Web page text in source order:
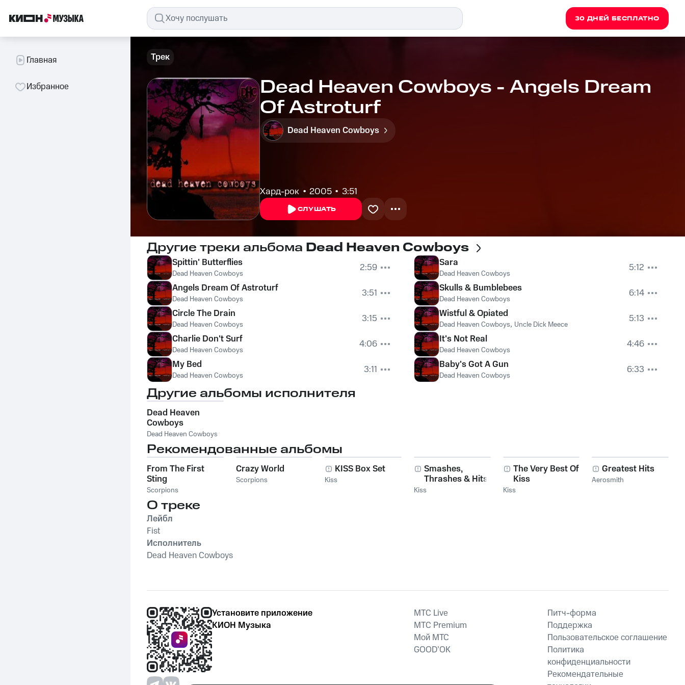
30 ДНЕЙ БЕСПЛАТНО
Главная
Избранное
Трек
Dead Heaven Cowboys - Angels Dream
Of Astroturf
Dead Heaven Cowboys
Хард-рок 2005 3:51
СЛУШАТЬ
Другие треки альбома Dead Heaven Cowboys
Spittin' Butterflies
Dead Heaven Cowboys
2:59
Angels Dream Of Astroturf
Dead Heaven Cowboys
3:51
Circle The Drain
Dead Heaven Cowboys
3:15
Charlie Don't Surf
Dead Heaven Cowboys
4:06
My Bed
Dead Heaven Cowboys 3:11
Sara
Dead Heaven Cowboys
5:12
Skulls & Bumblebees
Dead Heaven Cowboys
6:14
Wistful & Opiated
Dead Heaven Cowboys, Uncle Dick Meece
5:13
It's Not Real
Dead Heaven Cowboys
4:46
Baby's Got A Gun
Dead Heaven Cowboys 6:33
Другие альбомы исполнителя
Dead Heaven
Cowboys
Dead Heaven Cowboys
Рекомендованные альбомы
From The First
Sting
Scorpions
Crazy World
Scorpions
KISS Box Set
Kiss
Smashes,
Thrashes & Hits
Kiss
The Very Best Of
Kiss
Kiss
Greatest Hits
Aerosmith
О треке
Лейбл
Fist
Исполнитель
Dead Heaven Cowboys
Установите приложение
КИОН Музыка
MTС Live
MTС Premium
Мой МТС
GOOD’OK
Питч-форма
Поддержка
Пользовательское соглашение
Политика
конфиденциальности
Рекомендательные